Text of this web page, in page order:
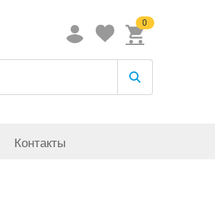
0
Контакты